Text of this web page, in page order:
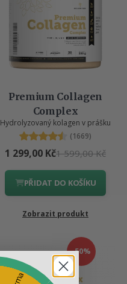
Premium Collagen
Complex
Hydrolyzovaný kolagen v prášku
(1669)
1 299,00 Kč1 599,00 Kč
PŘIDAT DO KOŠÍKU
Zobrazit produkt
-50%